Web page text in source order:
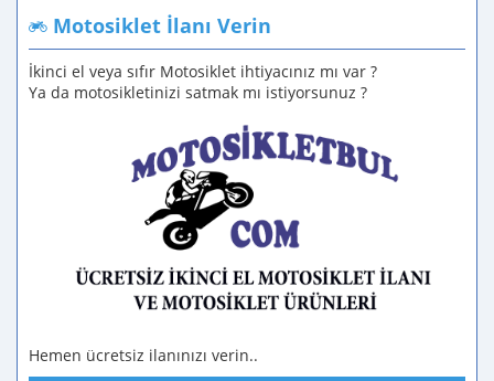
Motosiklet İlanı Verin
İkinci el veya sıfır Motosiklet ihtiyacınız mı var ?
Ya da motosikletinizi satmak mı istiyorsunuz ?
Hemen ücretsiz ilanınızı verin..